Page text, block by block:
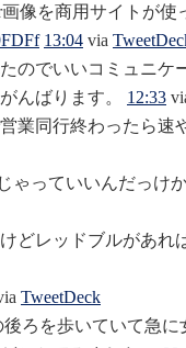
像を商用サイトが
13:04 via
のでいいコミュニケ
んばります。
12:33
業同行終わったら速
ゃっていいんだっけ
どレッドブルがあれ
TweetDeck
ろを歩いていて急に